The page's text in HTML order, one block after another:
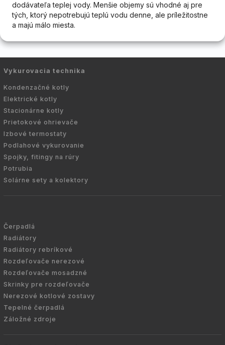
dodávateľa teplej vody. Menšie objemy sú vhodné aj pre
tých, ktorý nepotrebujú teplú vodu denne, ale príležitostne
a majú málo miesta.
Vykurovacia technika
Kondenzačné kotly
Elektrické kotly
Stacionárne kotly
Prietokové ohrievače
Izbové termostaty
Podlahové vykurovanie
Spojky, fitingy na rúry
Potrubia
Solárne sety a kolektory
Čerpadlá
Radiátory
Radiátory rebríkové
Rozdeľovače nerezové
Rozdeľovače mosadzné
Skrinky pre rozdeľovače
Nerezové kotlové zostavy
Tepelné čerpadlá
Záložné zdroje